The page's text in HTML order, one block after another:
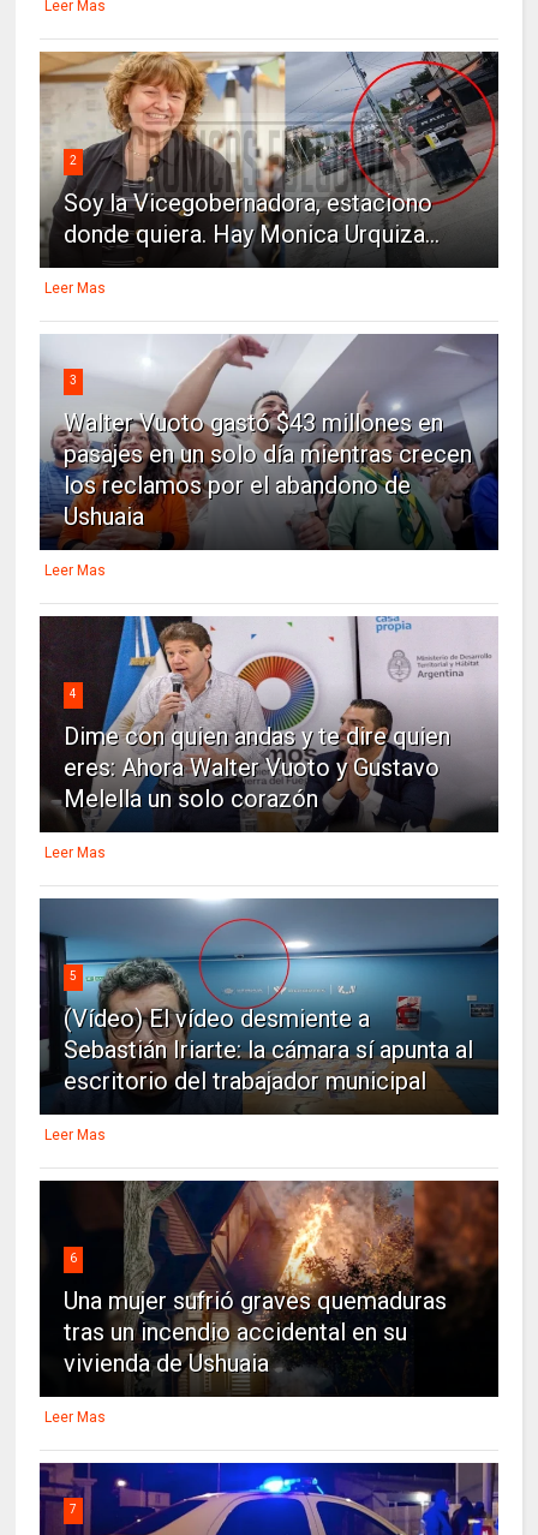
Leer Mas
2
Soy la Vicegobernadora, estaciono
donde quiera. Hay Monica Urquiza...
Leer Mas
3
Walter Vuoto gastó $43 millones en
pasajes en un solo día mientras crecen
los reclamos por el abandono de
Ushuaia
Leer Mas
4
Dime con quien andas y te dire quien
eres: Ahora Walter Vuoto y Gustavo
Melella un solo corazón
Leer Mas
5
(Vídeo) El vídeo desmiente a
Sebastián Iriarte: la cámara sí apunta al
escritorio del trabajador municipal
Leer Mas
6
Una mujer sufrió graves quemaduras
tras un incendio accidental en su
vivienda de Ushuaia
Leer Mas
7